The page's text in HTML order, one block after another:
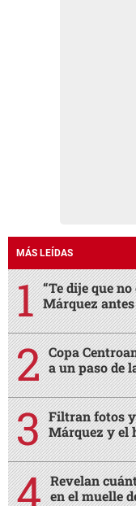
MÁS LEÍDAS
“Te dije que
Márquez antes
Copa
a un paso de
Filtran fotos
Márquez y el
Revelan
en el muelle